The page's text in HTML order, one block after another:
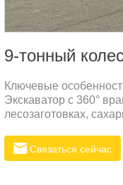
9-тонный
Ключевые
Экскаватор с 360°
лесозаготовках,
Связаться сейчас